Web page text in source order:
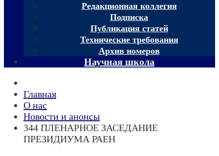
Редакционная коллегия
Подписка
Публикация статей
Технические требования
Архив номеров
Научная школа
Главная
О нас
Новости и анонсы
344 ПЛЕНАРНОЕ ЗАСЕДАНИЕ
ПРЕЗИДИУМА РАЕН